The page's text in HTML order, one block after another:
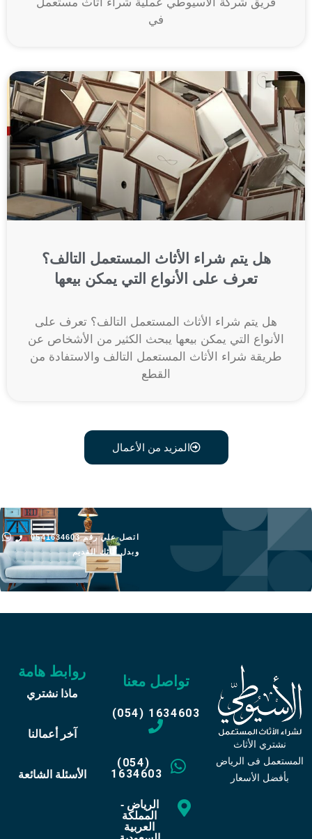
في
هل يتم شراء الأثاث المستعمل التالف؟
تعرف على الأنواع التي يمكن بيعها
هل يتم شراء الأثاث المستعمل التالف؟ تعرف على
الأنواع التي يمكن بيعها يبحث الكثير من الأشخاص عن
طريقة شراء الأثاث المستعمل التالف والاستفادة من
القطع
المزيد من الأعمال
اتصل علي رقم 0541634603
وبدل أثاثك القديم
روابط هامة
ماذا نشتري
آخر أعمالنا
الأسئلة الشائعة
تواصل معنا
(054) 1634603
(054)
1634603
الرياض -
المملكة
العربية
نشتري الأثاث
المستعمل فى الرياض
بأفضل الأسعار